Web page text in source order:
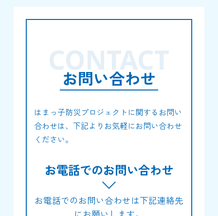
お問い合わせ
CONTACT
はまっ子防災プロジェクトに関するお問い
合わせは、下記よりお気軽にお問い合わせ
ください。
お電話でのお問い合わせ
お電話でのお問い合わせは下記連絡先